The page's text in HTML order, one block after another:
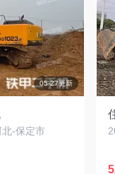
05-27更新
-保定市